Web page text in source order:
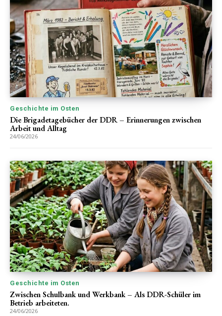
Geschichte im Osten
Die Brigadetagebücher der DDR – Erinnerungen zwischen
Arbeit und Alltag
24/06/2026
Geschichte im Osten
Zwischen Schulbank und Werkbank – Als DDR-Schüler im
Betrieb arbeiteten.
24/06/2026